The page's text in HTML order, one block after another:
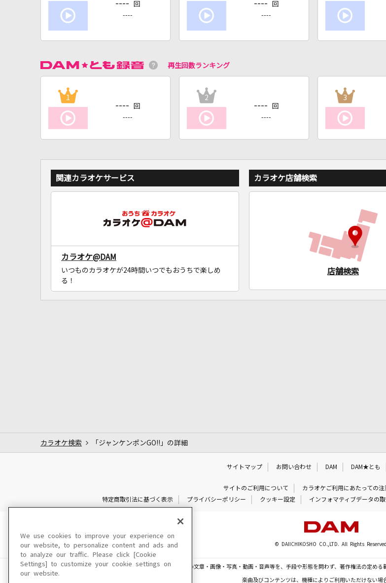
---- 回
----
---- 回
----
再生回数ランキング
1
---- 回
----
2
---- 回
----
3
関連カラオケサービス
カラオケ@DAM
いつものカラオケが24時間いつでもおうちで楽しめ
る！
カラオケ店舗検索
店舗検索
カラオケ検索 「ジャンケンポンGO!!」の詳細
サイトマップ お問い合わせ DAM DAM★とも
サイトのご利用について カラオケご利用にあたっての注
特定商取引法に基づく表示
プライバシーポリシー クッキー設定 インフォマティブデータの
© DAIICHIKOSHO CO.,LTD. All Rights
このサイトに掲載されている一切の文章・画像・写真・動画・音声等を、手段や形態を問わず、著作権法の定め
楽曲及びコンテンツは、機種によりご利用いただけない場
We use cookies to improve your experience on
our website, to personalize content and ads and
to analyze our traffic. Please click [Cookie
Settings] to customize your cookie settings on
our website.